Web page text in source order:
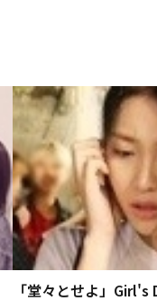
「堂々とせよ」